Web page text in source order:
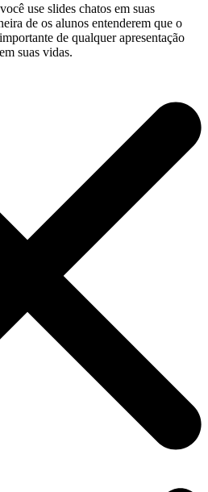
use slides chatos em suas
de os alunos entenderem que o
de qualquer apresentação
suas vidas.